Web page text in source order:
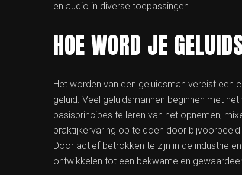
en audio in diverse toepassingen.
HOE WORD JE
Het worden van een geluidsman vereist een
geluid. Veel geluidsmannen beginnen met
basisprincipes te leren van het opnemen,
praktijkervaring op te doen door
Door actief betrokken te zijn in de industrie
ontwikkelen tot een bekwame en